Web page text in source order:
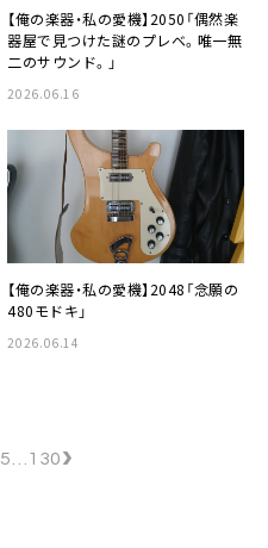
【俺の楽器・私の愛機】2050「偶然楽
器屋で見つけた謎のプレベ。唯一無
二のサウンド。」
2026.06.16
【俺の楽器・私の愛機】2048「念願の
480モドキ」
2026.06.14
5 130›